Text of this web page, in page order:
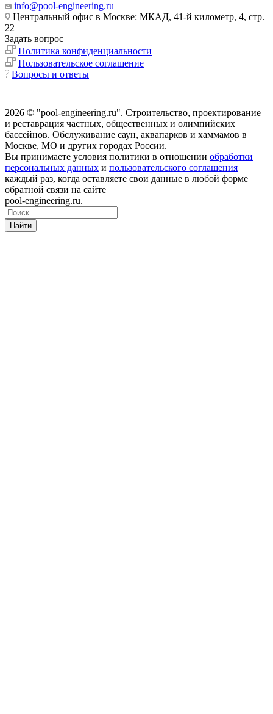
info@pool-engineering.ru
Центральный офис в Москве: МКАД, 41-й километр, 4, стр.
22
Задать вопрос
Политика конфиденциальности
Пользовательское соглашение
Вопросы и ответы
2026 © "pool-engineering.ru". Cтроительство, проектирование
и реставрация частных, общественных и олимпийских
бассейнов. Обслуживание саун, аквапарков и хаммамов в
Москве, МО и других городах России.
Вы принимаете условия политики в отношении обработки
персональных данных и пользовательского соглашения
каждый раз, когда оставляете свои данные в любой форме
обратной связи на сайте
pool-engineering.ru.
Найти